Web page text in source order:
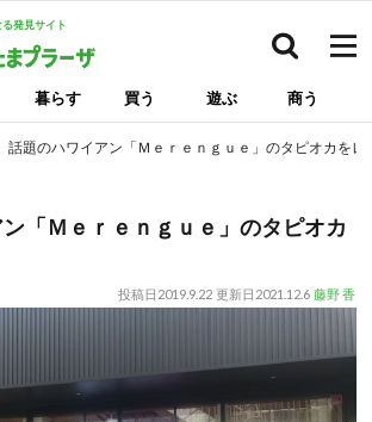
発見サイト
暮らす 買う 遊ぶ 商う
話題のハワイアン「Ｍｅｒｅｎｇｕｅ」のタピオカをレ
「Ｍｅｒｅｎｇｕｅ」のタピオカ
投稿日 2019.9.22 更新日 2021.12.6 藤野 香